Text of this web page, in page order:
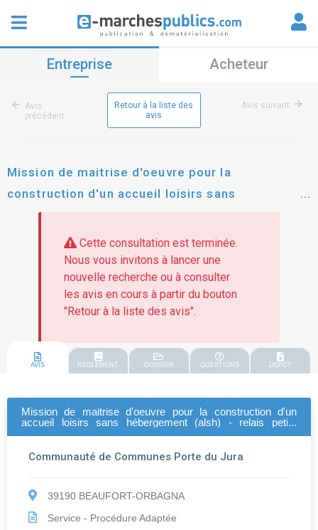
Entreprise Acheteur
Avis
précédent
Retour à la liste des
avis
Avis suivant
Mission de maitrise d'oeuvre pour la
construction d'un accueil loisirs sans
hébergement (alsh) - relais petite enfance à
beaufort-orbagnaCette consultation est terminée.
Nous vous invitons à lancer une
nouvelle recherche ou à consulter
les avis en cours à partir du bouton
"Retour à la liste des avis".
AVIS REGLEMENT DOSSIER QUESTIONS DEPOT
Mission de maitrise d'oeuvre pour la construction d'un
accueil loisirs sans hébergement (alsh) - relais petite
Communauté de Communes Porte du Jura
39190 BEAUFORT-ORBAGNA
Service - Procédure Adaptée